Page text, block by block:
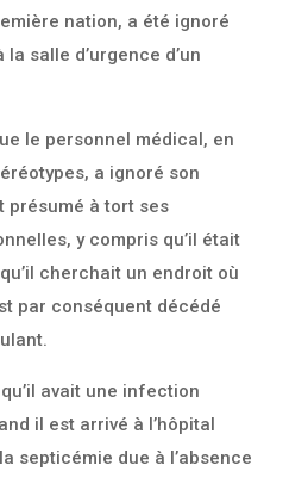
nation, a été ignoré
salle d’urgence d’un
le personnel médical, en
a ignoré son
présumé à tort ses
y compris qu’il était
cherchait un endroit où
par conséquent décédé
avait une infection
il est arrivé à l’hôpital
septicémie due à l’absence